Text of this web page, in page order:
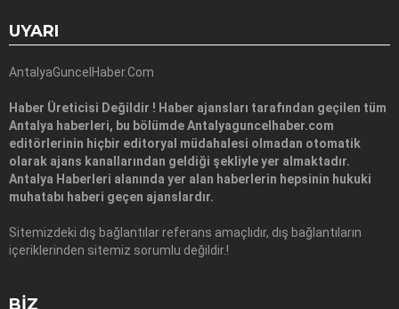
UYARI
AntalyaGuncelHaber.Com
Haber Üreticisi Değildir ! Haber ajansları tarafından geçilen tüm
Antalya haberleri, bu bölümde Antalyaguncelhaber.com
editörlerinin hiçbir editoryal müdahalesi olmadan otomatik
olarak ajans kanallarından geldiği şekliyle yer almaktadır.
Antalya Haberleri alanında yer alan haberlerin hepsinin hukuki
muhatabı haberi geçen ajanslardır.
Sitemizdeki dış bağlantılar referans amaçlıdır, dış bağlantıların
içeriklerinden sitemiz sorumlu değildir.!
BIZ